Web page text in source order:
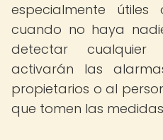
especialmente
cuando no haya
detectar cualquier
activarán las
propietarios o al
que tomen las